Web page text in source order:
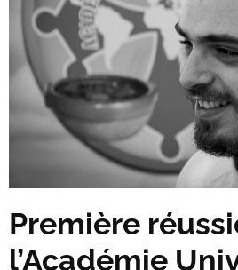
Première
l’Académie